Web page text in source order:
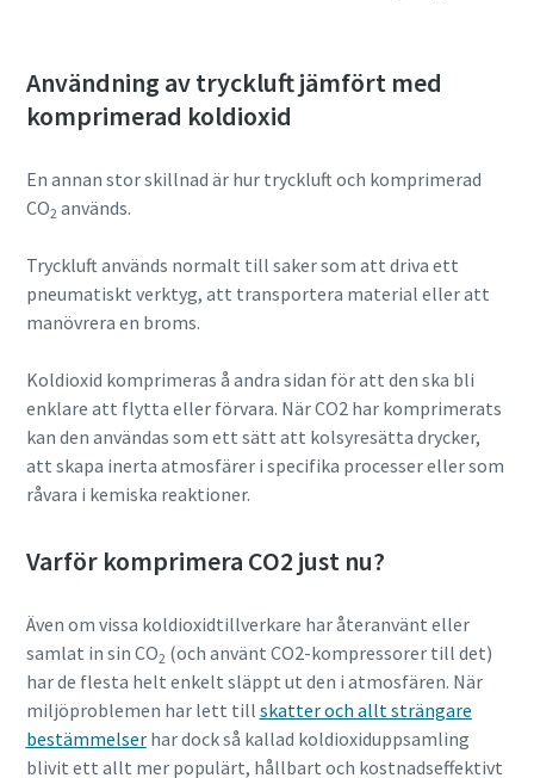
Användning av tryckluft jämfört med
komprimerad koldioxid
En annan stor skillnad är hur tryckluft och komprimerad
CO2 används.
Tryckluft används normalt till saker som att driva ett
pneumatiskt verktyg, att transportera material eller att
manövrera en broms.
Koldioxid komprimeras å andra sidan för att den ska bli
enklare att flytta eller förvara. När CO2 har komprimerats
kan den användas som ett sätt att kolsyresätta drycker,
att skapa inerta atmosfärer i specifika processer eller som
råvara i kemiska reaktioner.
Varför komprimera CO2 just nu?
Även om vissa koldioxidtillverkare har återanvänt eller
samlat in sin CO2 (och använt CO2-kompressorer till det)
har de flesta helt enkelt släppt ut den i atmosfären. När
miljöproblemen har lett till skatter och allt strängare
bestämmelserhar dock så kallad koldioxiduppsamling
blivit ett allt mer populärt, hållbart och kostnadseffektivt